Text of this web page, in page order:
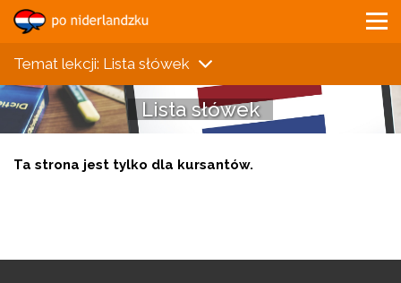
Temat lekcji: Lista słówek
Lista słówek
Ta strona jest tylko dla kursantów.